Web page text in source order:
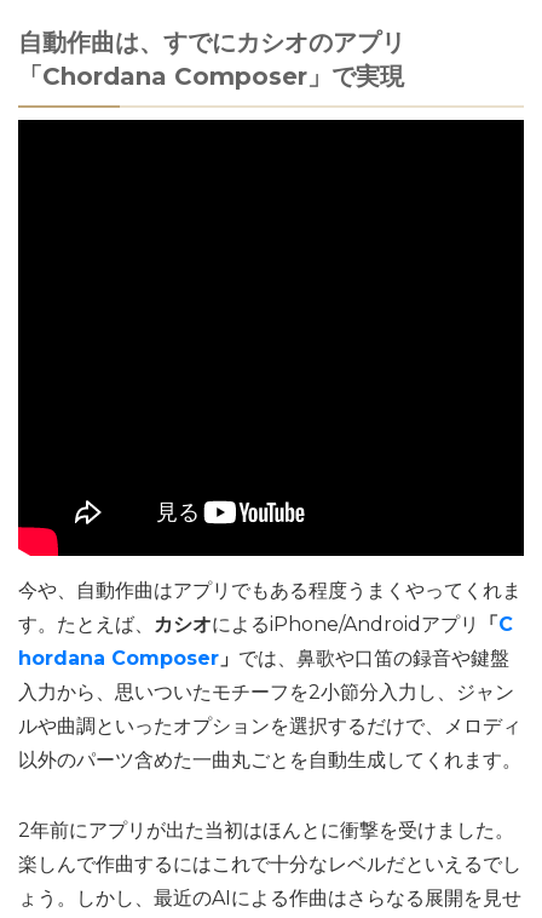
自動作曲は、すでにカシオのアプリ
「Chordana Composer」で実現
今や、自動作曲はアプリでもある程度うまくやってくれま
す。たとえば、 カシオによるiPhone/Androidアプリ 「C
hordana Composer 」 では、鼻歌や口笛の録音や鍵盤
入力から、思いついたモチーフを2小節分入力し、ジャン
ルや曲調といったオプションを選択するだけで、メロディ
以外のパーツ含めた一曲丸ごとを自動生成してくれます。
2年前にアプリが出た当初はほんとに衝撃を受けました。
楽しんで作曲するにはこれで十分なレベルだといえるでし
ょう。しかし、最近のAIによる作曲はさらなる展開を見せ